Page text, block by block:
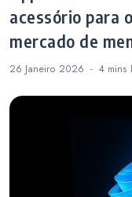
acessório para
mercado de
26 Janeiro 2026 4 mins